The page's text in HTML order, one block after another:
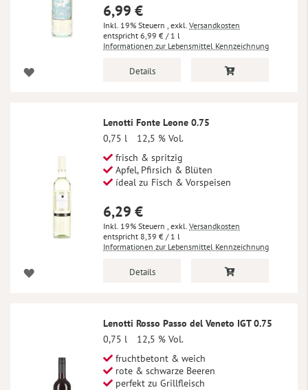
6,99 €
Inkl. 19% Steuern exkl. Versandkosten
6,99 € / 1 l
Informationen zur Lebensmittel Kennzeichnung
Details
Lenotti Fonte Leone 0.75
0,75 l
12,5 % Vol.
frisch & spritzig
Apfel, Pfirsich & Blüten
ídeal zu Fisch & Vorspeisen
6,29 €
Inkl. 19% Steuern exkl. Versandkosten
8,39 € / 1 l
Informationen zur Lebensmittel Kennzeichnung
Details
Lenotti Rosso Passo del Veneto IGT 0.75
0,75 l
12,5 % Vol.
fruchtbetont & weich
rote & schwarze Beeren
perfekt zu Grillfleisch